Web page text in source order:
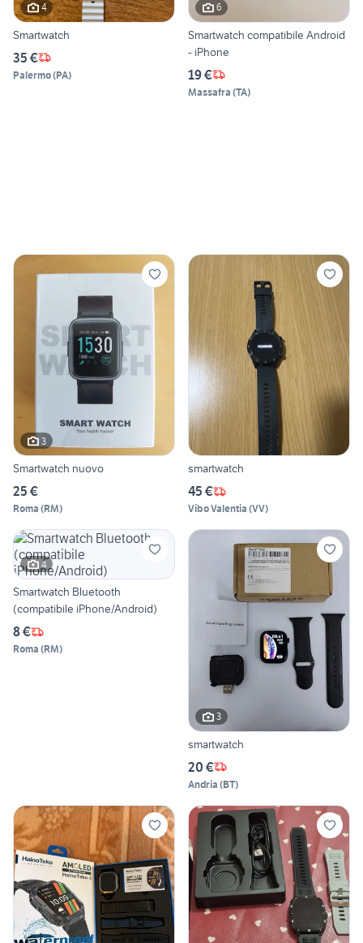
4
Smartwatch
35 €
Palermo(PA)
6
Smartwatch compatibile Android
- iPhone
19 €
Massafra (TA)
3
Smartwatch nuovo
25 €
Roma (RM)
smartwatch
45 €
Vibo Valentia (VV)
4
Smartwatch Bluetooth
(compatibile iPhone/Android)
8 €
Roma (RM)
3
smartwatch
20 €
Andria (BT)